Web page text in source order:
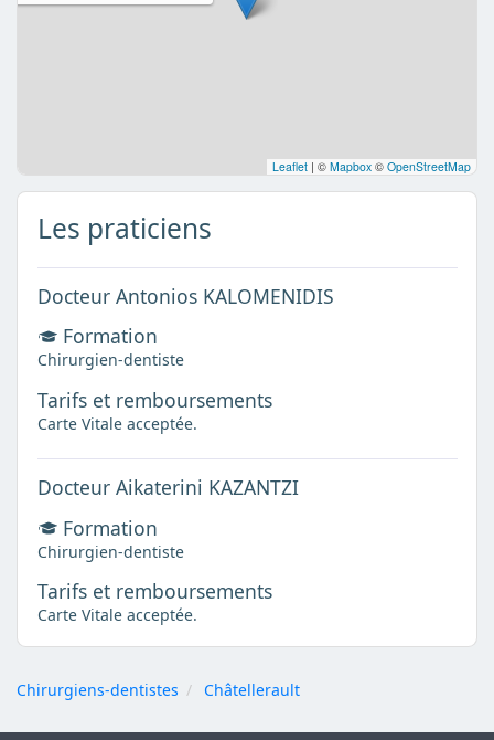
Leaflet | © Mapbox © OpenStreetMap
Les praticiens
Docteur Antonios KALOMENIDIS
Formation
Chirurgien-dentiste
Tarifs et remboursements
Carte Vitale acceptée.
Docteur Aikaterini KAZANTZI
Formation
Chirurgien-dentiste
Tarifs et remboursements
Carte Vitale acceptée.
Chirurgiens-dentistes Châtellerault